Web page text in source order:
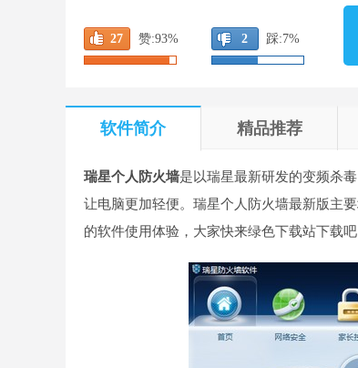
27 赞:93% 2 踩:7%
软件简介 精品推荐
瑞星个人防火墙是以瑞星最新研发的变频杀
让电脑更加轻便。瑞星个人防火墙最新版主
的软件使用体验，大家快来绿色下载站下载吧